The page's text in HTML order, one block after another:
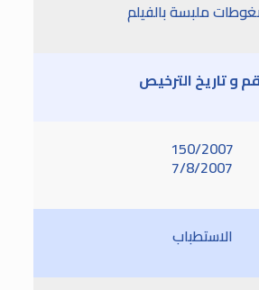
ملبسة بالفيلم
و تاريخ الترخيص
150/2007
7/8/2007
الاستطباب